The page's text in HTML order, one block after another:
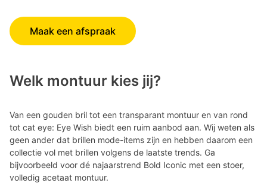
Maak een afspraak
Welk montuur kies jij?
Van een gouden bril tot een transparant montuur en van rond
tot cat eye: Eye Wish biedt een ruim aanbod aan. Wij weten als
geen ander dat brillen mode-items zijn en hebben daarom een
collectie vol met brillen volgens de laatste trends. Ga
bijvoorbeeld voor dé najaarstrend Bold Iconic met een stoer,
volledig acetaat montuur.